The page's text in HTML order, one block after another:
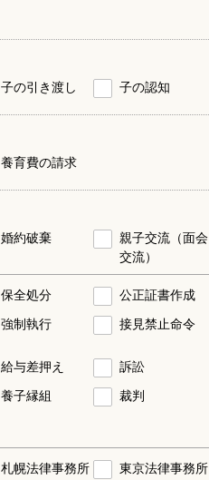
子の引き渡し 子の認知
養育費の請求
婚約破棄
親子交流（面会
交流）
保全処分 公正証書作成
強制執行 接見禁止命令
給与差押え 訴訟
養子縁組 裁判
札幌法律事務所 東京法律事務所